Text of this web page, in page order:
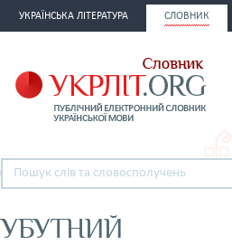
УКРАЇНСЬКА ЛІТЕРАТУРА СЛОВНИК
УБУТНИЙ